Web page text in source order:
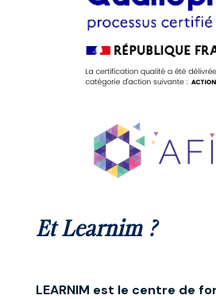
Et Learnim ?
LEARNIM est le centre de